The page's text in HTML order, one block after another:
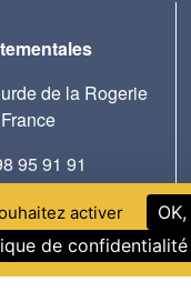
de la Rogerie
95 91 91
© 2021-2024
activer
de confidentialité